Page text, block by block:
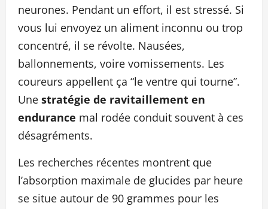
neurones. Pendant un effort, il est stressé. Si
vous lui envoyez un aliment inconnu ou trop
concentré, il se révolte. Nausées,
ballonnements, voire vomissements. Les
coureurs appellent ça “le ventre qui tourne”.
Une stratégie de ravitaillement en
endurance mal rodée conduit souvent à ces
désagréments.
Les recherches récentes montrent que
l’absorption maximale de glucides par heure
se situe autour de 90 grammes pour les